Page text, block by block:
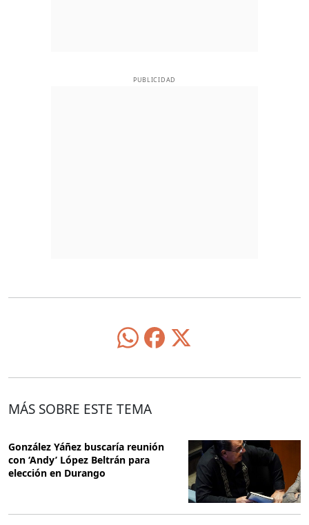
PUBLICIDAD
MÁS SOBRE ESTE TEMA
González Yáñez buscaría reunión
con ‘Andy’ López Beltrán para
elección en Durango